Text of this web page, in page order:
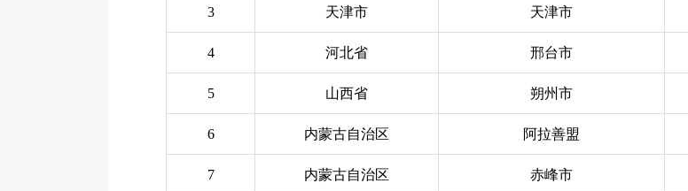
3 天津市 天津市
4 河北省 邢台市
5 山西省 朔州市
6 内蒙古自治区 阿拉善盟
7 内蒙古自治区 赤峰市